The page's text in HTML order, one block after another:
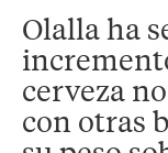
Olalla ha
cerveza
con otras